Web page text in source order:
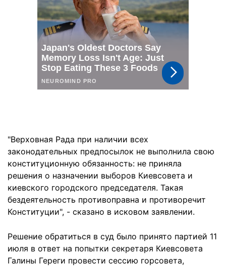
"Верховная Рада при наличии всех
законодательных предпосылок не выполнила свою
конституционную обязанность: не приняла
решения о назначении выборов Киевсовета и
киевского городского председателя. Такая
бездеятельность противоправна и противоречит
Конституции", - сказано в исковом заявлении.
Решение обратиться в суд было принято партией 11
июля в ответ на попытки секретаря Киевсовета
Галины Гереги провести сессию горсовета,